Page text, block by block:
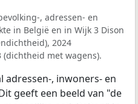
, adressen- en
in België en in Wijk 3 Dison
2024
met wagens).
, inwoners- en
geeft een beeld van "de